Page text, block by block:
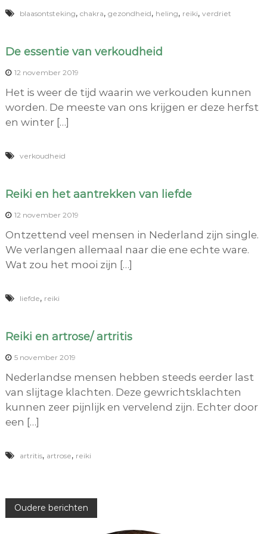
blaasontsteking, chakra, gezondheid, heling, reiki, verdriet
De essentie van verkoudheid
12 november 2019
Het is weer de tijd waarin we verkouden kunnen
worden. De meeste van ons krijgen er deze herfst
en winter […]
verkoudheid
Reiki en het aantrekken van liefde
12 november 2019
Ontzettend veel mensen in Nederland zijn single.
We verlangen allemaal naar die ene echte ware.
Wat zou het mooi zijn […]
liefde, reiki
Reiki en artrose/ artritis
5 november 2019
Nederlandse mensen hebben steeds eerder last
van slijtage klachten. Deze gewrichtsklachten
kunnen zeer pijnlijk en vervelend zijn. Echter door
een […]
artritis, artrose, reiki
B
Oudere berichten